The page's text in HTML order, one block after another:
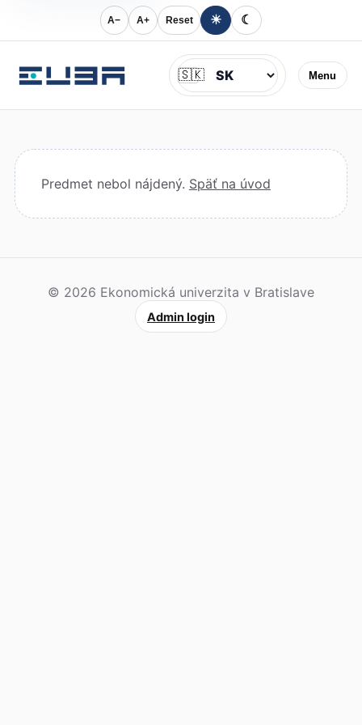
A− A+ Reset ☀ ☾
Menu
Jazyk
🇸🇰
Predmet nebol nájdený. Späť na úvod
© 2026 Ekonomická univerzita v Bratislave
Admin login